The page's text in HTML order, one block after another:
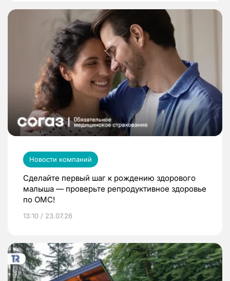
Новости компаний
Сделайте первый шаг к рождению здорового
малыша — проверьте репродуктивное здоровье
по ОМС!
13:10 / 23.07.26